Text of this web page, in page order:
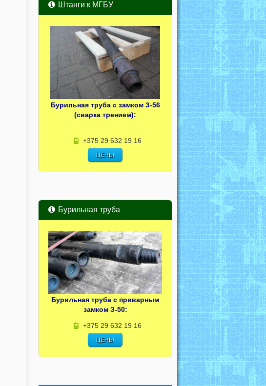
Штанги к МГБУ
Бурильная труба с замком З-56
(сварка трением):
+375 29 632 19 16
ЦЕНЫ
Бурильная труба
Бурильная труба с приварным
замком З-50:
+375 29 632 19 16
ЦЕНЫ